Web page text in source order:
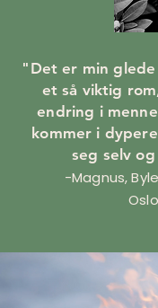
"Det er min glede
et så viktig
endring i
kommer i
seg selv
-Magnus,
Oslo